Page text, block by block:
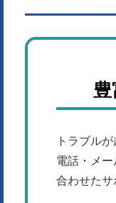
トラブル
電話・メ
合わせたサ